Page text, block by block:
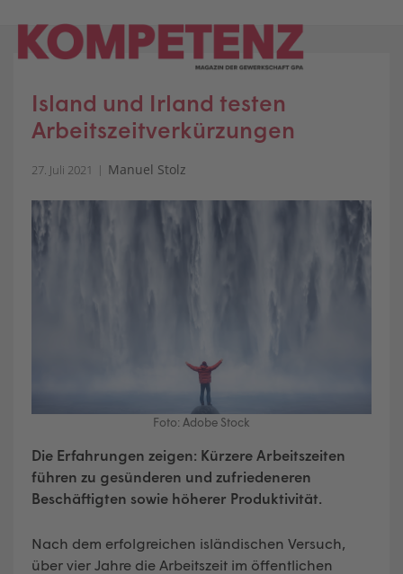
content
Island und Irland testen
Arbeitszeitverkürzungen
27. Juli 2021 Manuel Stolz
Foto: Adobe Stock
Die Erfahrungen zeigen: Kürzere Arbeitszeiten
führen zu gesünderen und zufriedeneren
Beschäftigten sowie höherer Produktivität.
Nach dem erfolgreichen isländischen Versuch,
über vier Jahre die Arbeitszeit im öffentlichen